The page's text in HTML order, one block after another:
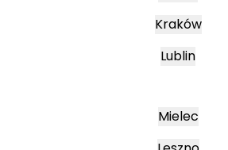
Kraków
Lublin
Mielec